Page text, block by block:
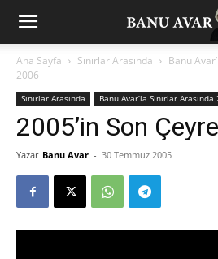
Ana Sayfa Sınırlar Arasında
Banu
2006
Sınırlar Arasında Banu Avar’la Sınırlar
2005’in Son
Yazar Banu Avar - 30 Temmuz 2005